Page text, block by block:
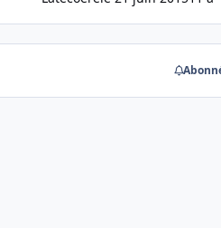
réorganisé nos process afin
consommation mémoire et
produit tourne au mieux
environnements, tout en
les motifs et les moyens